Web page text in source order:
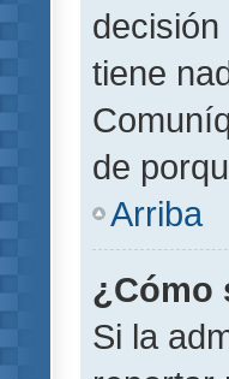
tiene
de
Arriba
¿Cómo
Si la